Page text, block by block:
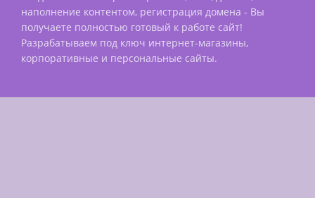
наполнение контентом, регистрация домена - Вы
получаете полностью готовый к работе сайт!
Разрабатываем под ключ интернет-магазины,
корпоративные и персональные сайты.